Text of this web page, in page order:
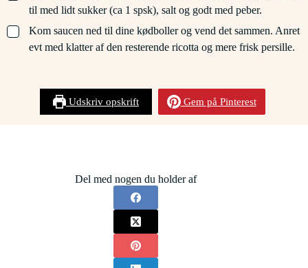
til med lidt sukker (ca 1 spsk), salt og godt med peber.
▢
Kom saucen ned til dine kødboller og vend det sammen. Anret
evt med klatter af den resterende ricotta og mere frisk persille.
Udskriv opskrift Gem på Pinterest
Del med nogen du holder af